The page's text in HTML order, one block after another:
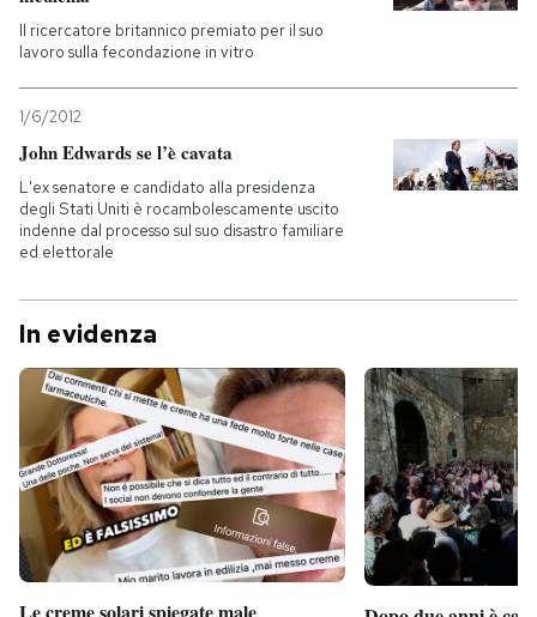
Il ricercatore britannico premiato per il suo
lavoro sulla fecondazione in vitro
1/6/2012
John Edwards se l’è cavata
L'ex senatore e candidato alla presidenza
degli Stati Uniti è rocambolescamente uscito
indenne dal processo sul suo disastro familiare
ed elettorale
In evidenza
Le creme solari spiegate male